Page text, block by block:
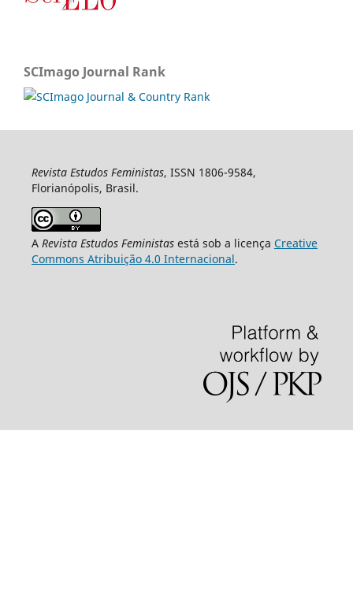
SCImago Journal Rank
Revista Estudos Feministas, ISSN 1806-9584,
Florianópolis, Brasil.
A Revista Estudos Feministasestá sob a licença Creative
Commons Atribuição 4.0 Internacional.